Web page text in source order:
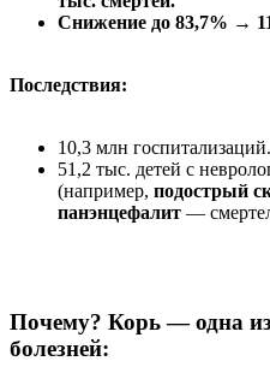
Снижение до 83,7% →
Последствия:
10,3 млн госпитализаций.
51,2 тыс. детей с
(например, подострый
панэнцефалит —
Почему? Корь — одна
болезней: